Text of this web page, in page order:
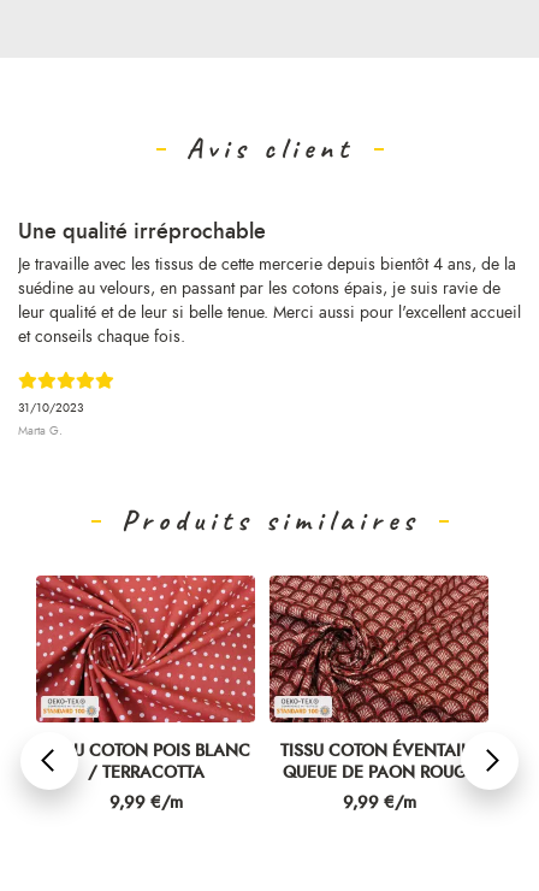
Avis client
31/10/2023
Marta G.
Une qualité irréprochable
Je travaille avec les tissus de cette mercerie depuis bientôt 4 ans, de la
suédine au velours, en passant par les cotons épais, je suis ravie de
leur qualité et de leur si belle tenue. Merci aussi pour l'excellent accueil
et conseils chaque fois.
Produits similaires
TISSU COTON POIS BLANC
/ TERRACOTTA
Prix
9,99 €/m
TISSU COTON ÉVENTAILS
QUEUE DE PAON ROUGE
Prix
9,99 €/m